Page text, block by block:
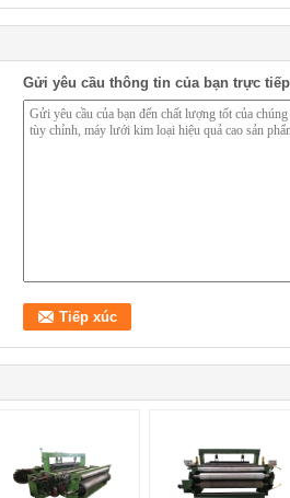
Gửi yêu cầu thông tin của bạn trực